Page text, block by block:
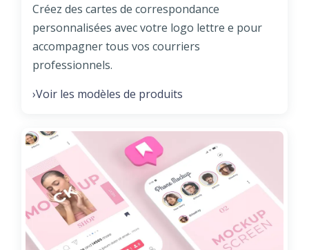
Créez des cartes de correspondance
personnalisées avec votre logo lettre e pour
accompagner tous vos courriers
professionnels.
›Voir les modèles de produits